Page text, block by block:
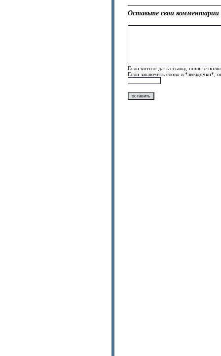
Оставьте свои
Если хотите дать ссылку, пишите
Если заключить слово в *звёздочки*,